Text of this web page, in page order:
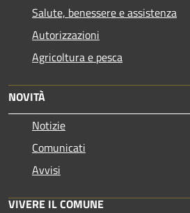
Salute, benessere e assistenza
Autorizzazioni
Agricoltura e pesca
NOVITÀ
Notizie
Comunicati
Avvisi
VIVERE IL COMUNE